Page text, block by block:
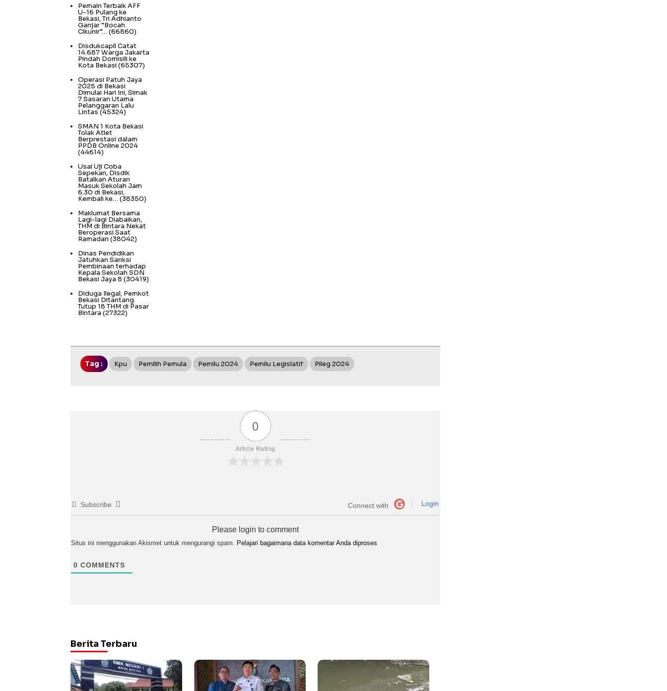
Pemain Terbaik AFF
U-16 Pulang ke
Bekasi, Tri Adhianto
Ganjar “Bocah
Cikunir”… (66860)
Disdukcapil Catat
14.687 Warga Jakarta
Pindah Domisili ke
Kota Bekasi (65307)
Operasi Patuh Jaya
2025 di Bekasi
Dimulai Hari Ini, Simak
7 Sasaran Utama
Pelanggaran Lalu
Lintas(45324)
SMAN 1 Kota Bekasi
Tolak Atlet
Berprestasi dalam
PPDB Online 2024
(44614)
Usai Uji Coba
Sepekan, Disdik
Batalkan Aturan
Masuk Sekolah Jam
6.30 di Bekasi,
Kembali ke… (38350)
Maklumat Bersama
Lagi-lagi Diabaikan,
THM di Bintara Nekat
Beroperasi Saat
Ramadan (38042)
Dinas Pendidikan
Jatuhkan Sanksi
Pembinaan terhadap
Kepala Sekolah SDN
Bekasi Jaya 8 (30419)
Diduga Ilegal, Pemkot
Bekasi Ditantang
Tutup 18 THM di Pasar
Bintara (27322)
Tag : Kpu Pemilih Pemula Pemilu 2024 Pemilu Legislatif Pileg 2024
0
Article Rating
Subscribe Connect with Login
Please login to comment
Situs ini menggunakan Akismet untuk mengurangi spam. Pelajari bagaimana data komentar Anda diproses
0 COMMENTS
Berita Terbaru